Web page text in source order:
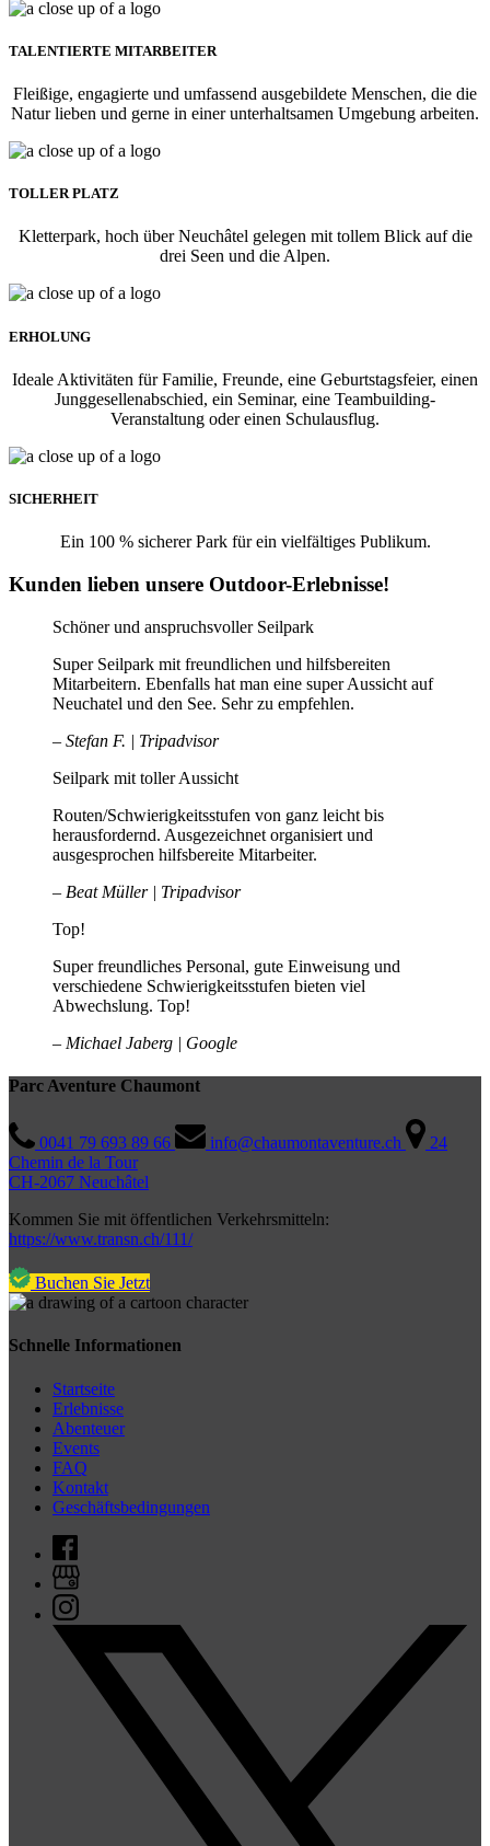
TALENTIERTE MITARBEITER
Fleißige, engagierte und umfassend ausgebildete Menschen, die die
Natur lieben und gerne in einer unterhaltsamen Umgebung arbeiten.
TOLLER PLATZ
Kletterpark, hoch über Neuchâtel gelegen mit tollem Blick auf die
drei Seen und die Alpen.
ERHOLUNG
Ideale Aktivitäten für Familie, Freunde, eine Geburtstagsfeier, einen
Junggesellenabschied, ein Seminar, eine Teambuilding-
Veranstaltung oder einen Schulausflug.
SICHERHEIT
Ein 100 % sicherer Park für ein vielfältiges Publikum.
Kunden lieben unsere Outdoor-Erlebnisse!
Schöner und anspruchsvoller Seilpark
Super Seilpark mit freundlichen und hilfsbereiten
Mitarbeitern. Ebenfalls hat man eine super Aussicht auf
Neuchatel und den See. Sehr zu empfehlen.
– Stefan F. | Tripadvisor
Seilpark mit toller Aussicht
Routen/Schwierigkeitsstufen von ganz leicht bis
herausfordernd. Ausgezeichnet organisiert und
ausgesprochen hilfsbereite Mitarbeiter.
– Beat Müller | Tripadvisor
Top!
Super freundliches Personal, gute Einweisung und
verschiedene Schwierigkeitsstufen bieten viel
Abwechslung. Top!
– Michael Jaberg | Google
Parc Aventure Chaumont
0041 79 693 89 66 info@chaumontaventure.ch
24
Chemin de la Tour
CH-2067 Neuchâtel
Kommen Sie mit öffentlichen Verkehrsmitteln:
https://www.transn.ch/111/
Buchen Sie Jetzt
Schnelle Informationen
Startseite
Erlebnisse
Abenteuer
Events
FAQ
Kontakt
Geschäftsbedingungen